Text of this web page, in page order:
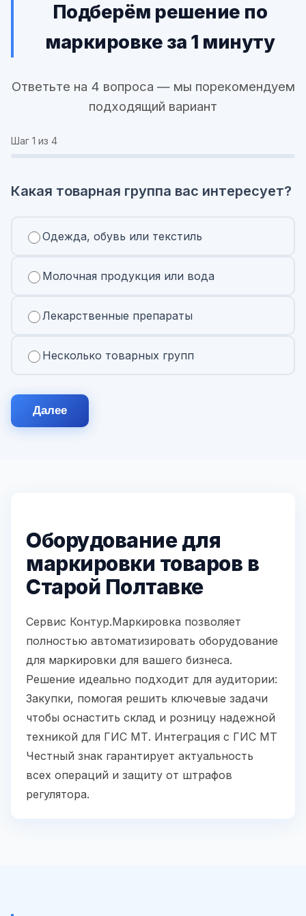
Подберём решение по
маркировке за 1 минуту
Ответьте на 4 вопроса — мы порекомендуем
подходящий вариант
Шаг 1 из 4
Какая товарная группа вас интересует?
Одежда, обувь или текстиль
Молочная продукция или вода
Лекарственные препараты
Несколько товарных групп
Далее
Оборудование для
маркировки товаров в
Старой Полтавке
Сервис Контур.Маркировка позволяет
полностью автоматизировать оборудование
для маркировки для вашего бизнеса.
Решение идеально подходит для аудитории:
Закупки, помогая решить ключевые задачи
чтобы оснастить склад и розницу надежной
техникой для ГИС МТ. Интеграция с ГИС МТ
Честный знак гарантирует актуальность
всех операций и защиту от штрафов
регулятора.